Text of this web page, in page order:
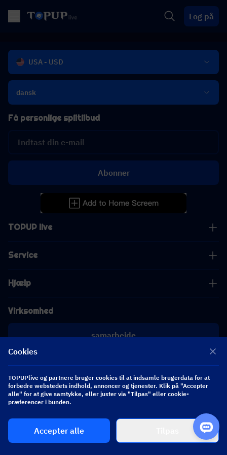
Log på
USA - USD
dansk
TOPUP live
Service
Hjælp
Virksomhed
samarbejde
[email protected]
Få personlige spiltilbud
Abonner
Følg os
Copyright 2026 SEA WHALE TECHNOLOGY PTE.LTD. All Rights Reserved.
Cookies
TOPUPlive og partnere bruger cookies til at indsamle brugerdata for at
forbedre webstedets indhold, annoncer og tjenester. Klik på "Accepter
alle" for at give samtykke, eller juster via "Tilpas" eller cookie-
præferencer i bunden.
Accepter alle